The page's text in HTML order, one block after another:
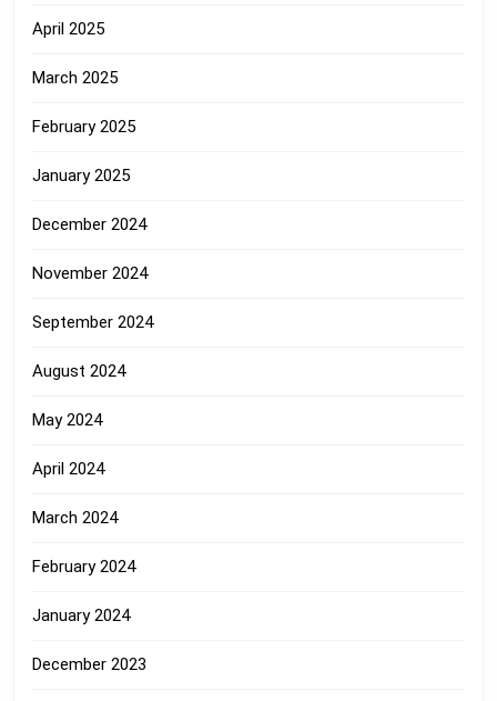
April 2025
March 2025
February 2025
January 2025
December 2024
November 2024
September 2024
August 2024
May 2024
April 2024
March 2024
February 2024
January 2024
December 2023